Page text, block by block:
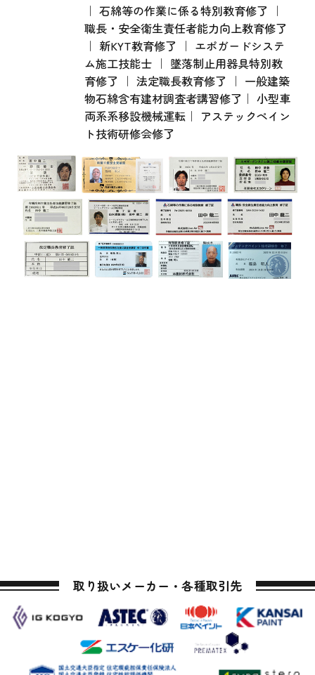
｜ 石綿等の作業に係る特別教育修了 ｜
職長・安全衛生責任者能力向上教育修了
｜ 新KYT教育修了 ｜ エポガードシステ
ム施工技能士 ｜ 墜落制止用器具特別教
育修了 ｜ 法定職長教育修了 ｜ 一般建築
物石綿含有建材調査者講習修了｜ 小型車
両系系移設機械運転｜ アステックペイン
ト技術研修会修了
取り扱いメーカー・各種取引先